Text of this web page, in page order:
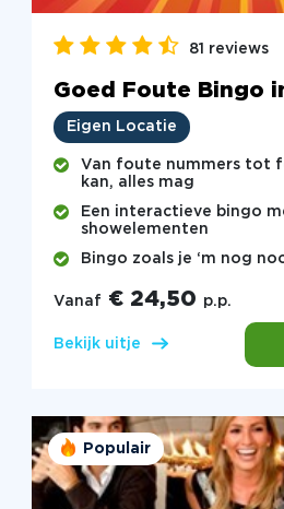
81 reviews
Goed Foute Bingo
Eigen Locatie
Van foute nummers tot
kan, alles mag
Een interactieve bingo
showelementen
Bingo zoals je ‘m nog
Vanaf € 24,50 p.p.
Bekijk uitje
Populair